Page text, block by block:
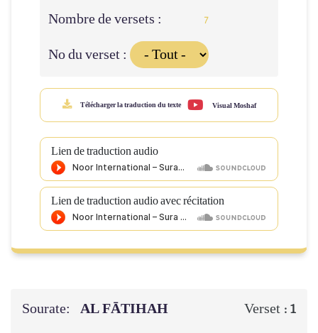
Nombre de versets : 7
No du verset :
Télécharger la traduction du texte Visual Moshaf
Lien de traduction audio
Lien de traduction audio avec récitation
Sourate: AL FĀTIHAH Verset : 1